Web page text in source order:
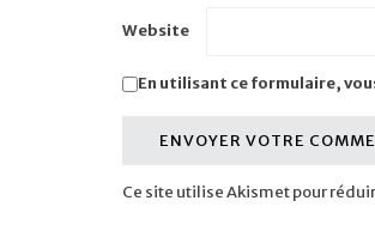
Website
En utilisant ce formulaire,
Ce site utilise Akismet pour